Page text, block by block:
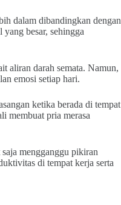
dalam dibandingkan dengan
besar, sehingga
aliran darah semata. Namun,
emosi setiap hari.
ketika berada di tempat
membuat pria merasa
mengganggu pikiran
di tempat kerja serta